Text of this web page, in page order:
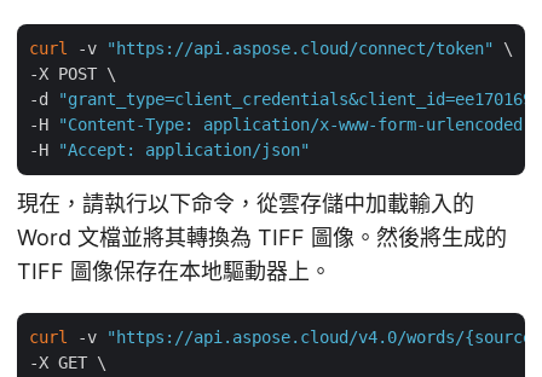
curl -v "https://api.aspose.cloud/connect/token"
\
-X POST \
-d
"grant_type=client_credentials&client_id=ee170169-
-H
"Content-Type: application/x-www-form-urlencoded"
-H
"Accept: application/json"
現在，請執行以下命令，從雲存儲中加載輸入的
Word 文檔並將其轉換為 TIFF 圖像。然後將生成的
TIFF 圖像保存在本地驅動器上。
curl -v
"https://api.aspose.cloud/v4.0/words/
-X GET \